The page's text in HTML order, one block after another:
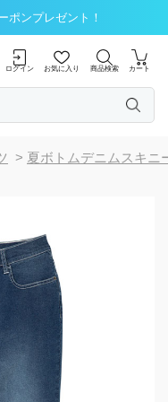
ポンプレゼント！
ログイン お気に入り 商品検索 カート
> 夏ボトムデニムスキニ